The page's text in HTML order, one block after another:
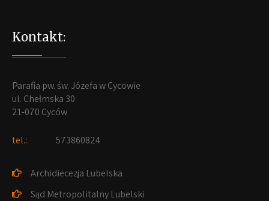
Kontakt:
Parafia pw. św. Józefa w Cycowie
ul. Chełmska 30
21-070 Cyców
tel.: 573860824
Archidiecezja Lubelska
Sąd Metropolitalny Lubelski